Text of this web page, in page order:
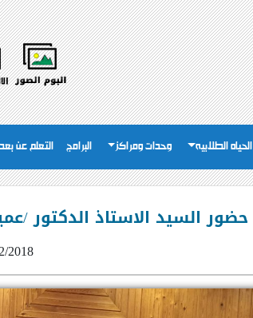
الحياه الطلابيه وحدات ومراكز البرامج التعلم عن بعد
حضور السيد الاستاذ الدكتور /
2018